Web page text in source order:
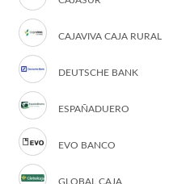
CAJAVIVA CAJA RURAL
DEUTSCHE BANK
ESPAÑADUERO
EVO BANCO
GLOBAL CAJA